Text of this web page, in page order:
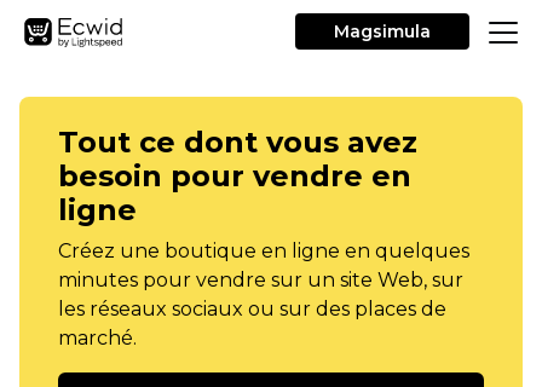
Magsimula
Tout ce dont vous avez
besoin pour vendre en
ligne
Créez une boutique en ligne en quelques
minutes pour vendre sur un site Web, sur
les réseaux sociaux ou sur des places de
marché.